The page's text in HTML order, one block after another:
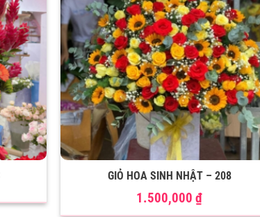
GIỎ HOA SINH NHẬT – 208
1.500,000₫